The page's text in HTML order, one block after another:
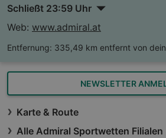
Schließt 23:59 Uhr
Web: www.admiral.at
Entfernung: 335,49 km entfernt von
NEWSLETTER
Karte & Route
Alle Admiral Sportwetten Filialen